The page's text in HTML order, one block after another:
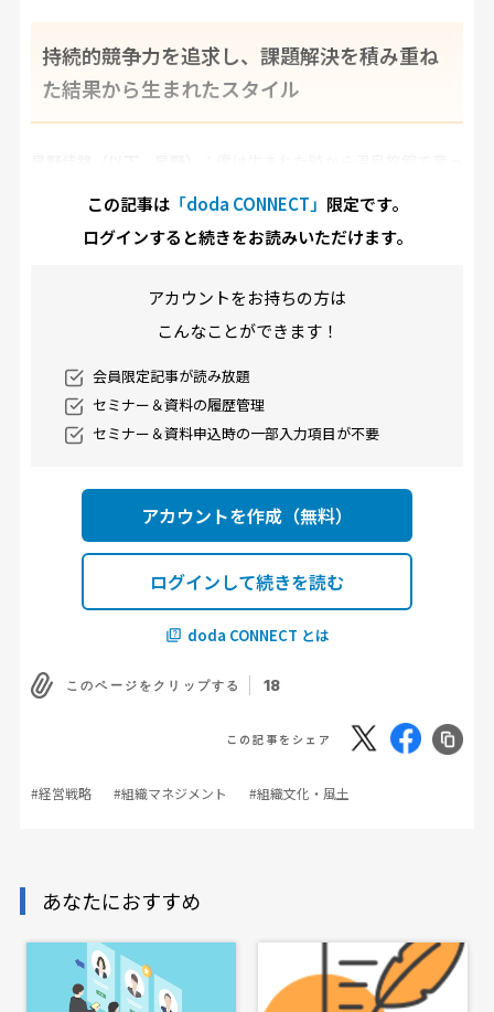
持続的競争力を追求し、課題解決を積み重ね
た結果から生まれたスタイル
たので、何をするにも「後継者である」ということが前提にあ
していましたから、物心がついた頃から「自分は4代目になる
家業に戻ってきたという感じです。中心には常に温泉旅館があ
り、ホテルがあり、観光という大きなテーマがあった。非常に
分かりやすいキャリアを辿ってきたと思います。
ト」というブランドに育て上げられましたよね。そこは大きな
変化だったのではないでしょうか。
いま星野リゾートとしては、国内外で74の施設を運営
していますが、「何年までに施設数をどのくらい増やし、売り
上げをどれだけ伸ばそう」というようなことを計画したことは
ありません。持続可能な競争力を持つ企業を目指し、目先の目
標や課題を必死に解決していったら、結果的にいまのスタイル
にたどり着いたという感覚です。もちろん、競争相手のことは
常に意識していますし、そこに負けない実力をつけることが持
続可能な競争力につながるのですが、施設数、売上高、利益な
この記事は「doda CONNECT」 限定です。
ログインすると続きをお読みいただけます。
アカウントをお持ちの方は
こんなことができます！
会員限定記事が読み放題
セミナー＆資料の履歴管理
セミナー＆資料申込時の一部入力項目が不要
アカウントを作成（無料）
ログインして続きを読む
doda CONNECT とは
このページをクリップする 18
この記事をシェア
#経営戦略 #組織マネジメント #組織文化・風土
あなたにおすすめ